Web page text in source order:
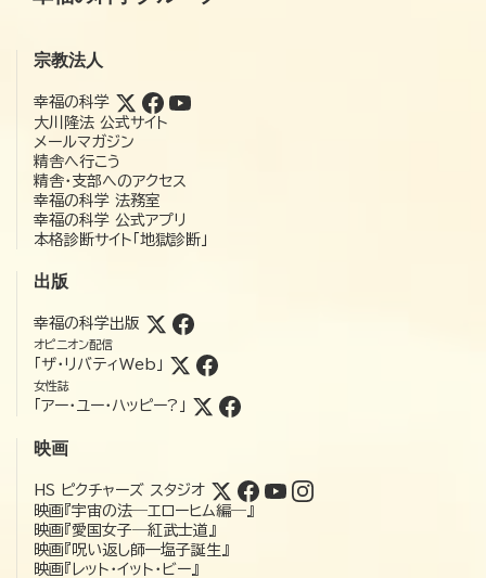
宗教法人
幸福の科学
大川隆法 公式サイト
メールマガジン
精舎へ行こう
精舎・支部へのアクセス
幸福の科学 法務室
幸福の科学 公式アプリ
本格診断サイト「地獄診断」
出版
幸福の科学出版
オピニオン配信
「ザ・リバティWeb」
女性誌
「アー・ユー・ハッピー?」
映画
HS ピクチャーズ スタジオ
映画『宇宙の法―エローヒム編―』
映画『愛国女子―紅武士道』
映画『呪い返し師—塩子誕生』
映画『レット・イット・ビー』